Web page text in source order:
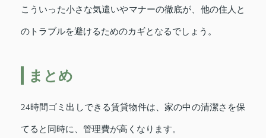
こういった小さな気遣いやマナーの徹底が、他の住人と
のトラブルを避けるためのカギとなるでしょう。
まとめ
24時間ゴミ出しできる賃貸物件は、家の中の清潔さを保
てると同時に、管理費が高くなります。